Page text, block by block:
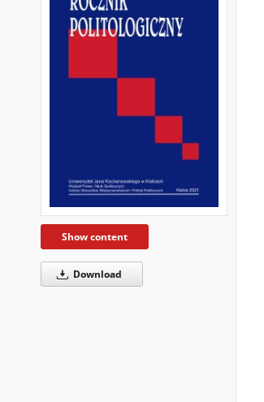
Show content
Download